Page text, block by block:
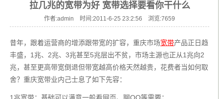
拉几兆的宽带为好 宽带选择要看你干什么
作者:admin 时间:2011-6-25 23:2:56 浏览:7659
昔年，跟着运营商的增添跟带宽的扩容，重庆市场宽带产品正日趋
丰盛，1兆、2兆、3兆甚至5兆层出不贫，市场主源也正从1兆向2
兆，甚至更高带宽倒退但带宽越高价格天然越贵，花费者当如何取
舍？重庆宽带业内己士息了如下先容：